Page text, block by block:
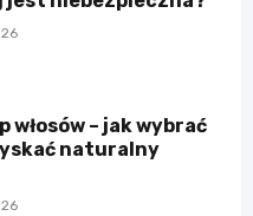
włosów – jak wybrać
naturalny